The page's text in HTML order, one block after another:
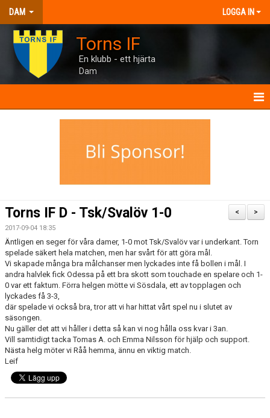
DAM LOGGA IN
Torns IF
En klubb - ett hjärta
Dam
MANUAL
TORNHUSET
TRÄNING
MATCH
KALENDER
PRISER
BILDGALLERI
>
<
Torns IF D - Tsk/Svalöv 1-0
2017-09-04 18:35
Äntligen en seger för våra damer, 1-0 mot Tsk/Svalöv var i underkant. Torn
spelade säkert hela matchen, men har svårt för att göra mål.
Vi skapade många bra målchanser men lyckades inte få bollen i mål. I
andra halvlek fick Odessa på ett bra skott som touchade en spelare och 1-
0 var ett faktum. Förra helgen mötte vi Sösdala, ett av topplagen och
lyckades få 3-3,
där spelade vi också bra, tror att vi har hittat vårt spel nu i slutet av
säsongen.
Nu gäller det att vi håller i detta så kan vi nog hålla oss kvar i 3an.
Vill samtidigt tacka Tomas A. och Emma Nilsson för hjälp och support.
Nästa helg möter vi Råå hemma, ännu en viktig match.
Leif